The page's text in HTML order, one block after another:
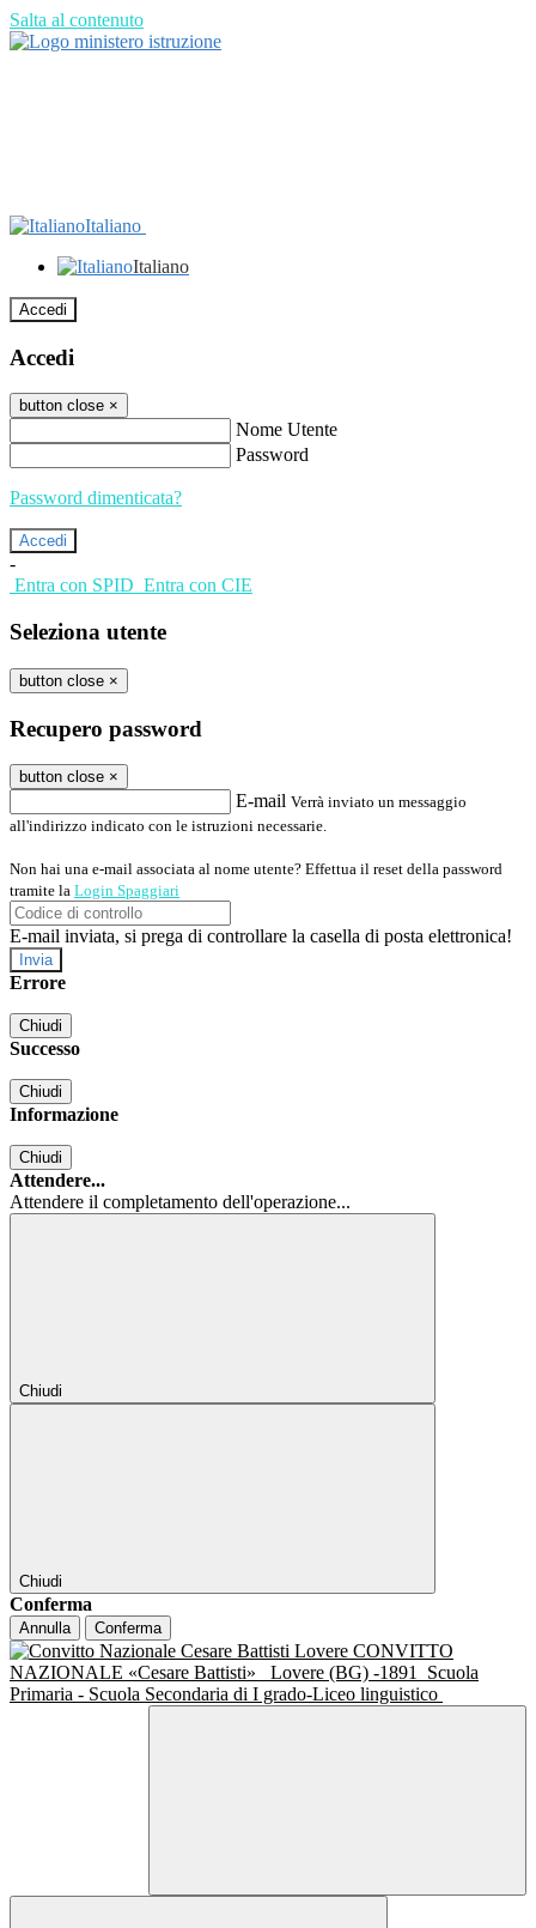
Salta al contenuto
Italiano
Italiano
Accedi
Accedi
button close ×
Nome Utente
Password
Password dimenticata?
-
Entra con SPID Entra con CIE
Seleziona utente
button close ×
Recupero password
button close ×
E-mail Verrà inviato un messaggio
all'indirizzo indicato con le istruzioni necessarie.
Non hai una e-mail associata al nome utente? Effettua il reset della password
tramite la Login Spaggiari
E-mail inviata, si prega di controllare la casella di posta elettronica!
Errore
Chiudi
Successo
Chiudi
Informazione
Chiudi
Attendere...
Attendere il completamento dell'operazione...
Chiudi
Chiudi
Conferma
Annulla Conferma
CONVITTO
NAZIONALE «Cesare Battisti»
Lovere (BG) -1891
Scuola
Primaria - Scuola Secondaria di I grado-Liceo linguistico